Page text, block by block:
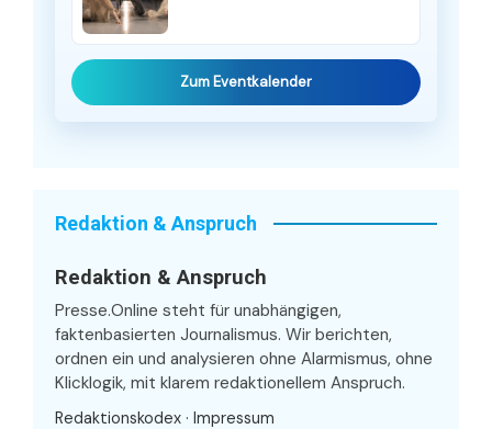
Zum Eventkalender
Redaktion & Anspruch
Redaktion & Anspruch
Presse.Online steht für unabhängigen,
faktenbasierten Journalismus. Wir berichten,
ordnen ein und analysieren ohne Alarmismus, ohne
Klicklogik, mit klarem redaktionellem Anspruch.
Redaktionskodex · Impressum